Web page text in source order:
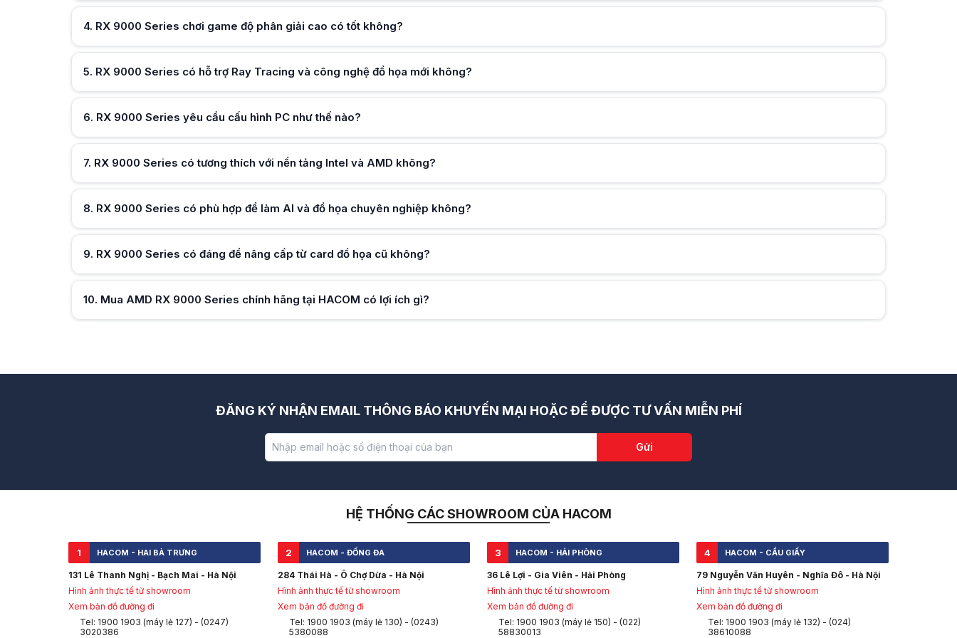
RX 9000 Series có phù hợp để làm AI và đồ họa chuyên nghiệp không?
Dòng RX 9000 Series đáp ứng tốt các tác vụ đồ họa nâng cao, render và ứng dụng tính toán hiệu năng cao
RX 9000 Series có đáng để nâng cấp từ card đồ họa cũ không?
Nâng cấp lên RX 9000 Series phù hợp nếu bạn cần hiệu năng vượt trội và hỗ trợ công nghệ đồ họa mới
Khi mua RX 9000 Series tại HACOM, khách hàng được đảm bảo hàng chính hãng, bảo hành rõ ràng và hỗ trợ kỹ thuật uy tín
Hữu ích (0 )
4. RX 9000 Series chơi game độ phân giải cao có tốt không?
Hữu ích (0 )
5. RX 9000 Series có hỗ trợ Ray Tracing và công nghệ đồ họa mới không?
Hữu ích (0
6. RX 9000 Series yêu cầu cấu hình PC như thế nào?
Hữu ích (0 )
7. RX 9000 Series có tương thích với nền tảng Intel và AMD không?
Hữu ích (0
8. RX 9000 Series có phù hợp để làm AI và đồ họa chuyên nghiệp không?
Hữu ích (0
9. RX 9000 Series có đáng để nâng cấp từ card đồ họa cũ không?
Hữu ích (0)
10. Mua AMD RX 9000 Series chính hãng tại HACOM có lợi ích gì?
ĐĂNG KÝ NHẬN EMAIL THÔNG BÁO KHUYẾN MẠI HOẶC ĐỂ ĐƯỢC TƯ VẤN MIỄN PHÍ
Gửi
HỆ THỐNG CÁC SHOWROOM CỦA HACOM
1 HACOM - HAI BÀ TRƯNG
131 Lê Thanh Nghị - Bạch Mai - Hà Nội
Hình ảnh thực tế từ showroom
Xem bản đồ đường đi
Tel: 1900 1903 (máy lẻ 127) - (0247)
3020386
2 HACOM - ĐỐNG ĐA
284 Thái Hà - Ô Chợ Dừa - Hà Nội
Hình ảnh thực tế từ showroom
Xem bản đồ đường đi
Tel: 1900 1903 (máy lẻ 130) - (0243)
5380088
3 HACOM - HẢI PHÒNG
36 Lê Lợi - Gia Viên - Hải Phòng
Hình ảnh thực tế từ showroom
Xem bản đồ đường đi
Tel: 1900 1903 (máy lẻ 150) - (022)
58830013
4 HACOM - CẦU GIẤY
79 Nguyễn Văn Huyên - Nghĩa Đô - Hà Nội
Hình ảnh thực tế từ showroom
Xem bản đồ đường đi
Tel: 1900 1903 (máy lẻ 132) - (024)
38610088